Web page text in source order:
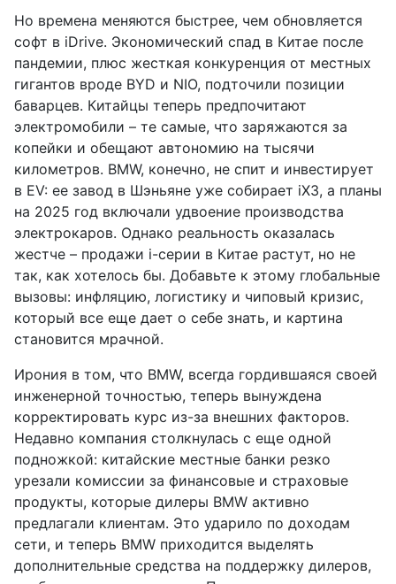
Но времена меняются быстрее, чем обновляется
софт в iDrive. Экономический спад в Китае после
пандемии, плюс жесткая конкуренция от местных
гигантов вроде BYD и NIO, подточили позиции
баварцев. Китайцы теперь предпочитают
электромобили – те самые, что заряжаются за
копейки и обещают автономию на тысячи
километров. BMW, конечно, не спит и инвестирует
в EV: ее завод в Шэньяне уже собирает iX3, а планы
на 2025 год включали удвоение производства
электрокаров. Однако реальность оказалась
жестче – продажи i-серии в Китае растут, но не
так, как хотелось бы. Добавьте к этому глобальные
вызовы: инфляцию, логистику и чиповый кризис,
который все еще дает о себе знать, и картина
становится мрачной.
Ирония в том, что BMW, всегда гордившаяся своей
инженерной точностью, теперь вынуждена
корректировать курс из-за внешних факторов.
Недавно компания столкнулась с еще одной
подножкой: китайские местные банки резко
урезали комиссии за финансовые и страховые
продукты, которые дилеры BMW активно
предлагали клиентам. Это ударило по доходам
сети, и теперь BMW приходится выделять
дополнительные средства на поддержку дилеров,